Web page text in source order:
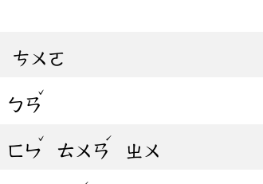
ㄘㄨㄛ
ㄅㄢ
ˇ
ㄈㄣ
ˇ
ㄊㄨㄢ
ˊ
ㄓㄨ